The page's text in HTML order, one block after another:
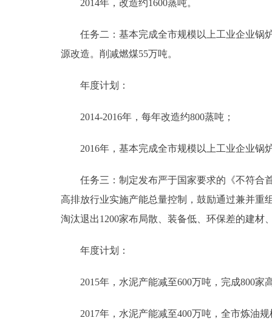
2014年，改造约1600蒸吨。
任务二：基本完成全市规模以上工业企业锅炉
源改造。削减燃煤55万吨。
年度计划：
2014-2016年，每年改造约800蒸吨；
2016年，基本完成全市规模以上工业企业锅
任务三：制定发布严于国家要求的《不符合首
高排放行业实施产能总量控制，鼓励通过兼并重
淘汰退出1200家布局散、装备低、环保差的建材
年度计划：
2015年，水泥产能减至600万吨，完成800家
2017年，水泥产能减至400万吨，全市炼油规